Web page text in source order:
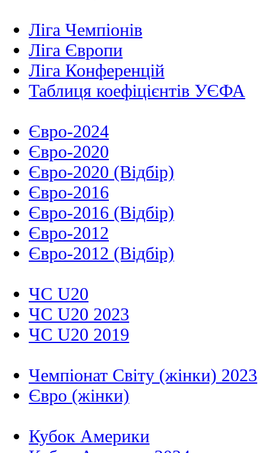
Ліга Чемпіонів
Ліга Європи
Ліга Конференцій
Таблиця коефіцієнтів УЄФА
Євро-2024
Євро-2020
Євро-2020 (Відбір)
Євро-2016
Євро-2016 (Відбір)
Євро-2012
Євро-2012 (Відбір)
ЧС U20
ЧС U20 2023
ЧС U20 2019
Чемпіонат Світу (жінки) 2023
Євро (жінки)
Кубок Америки